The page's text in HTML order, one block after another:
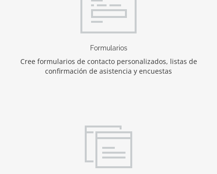
Formularios
Cree formularios de contacto personalizados, listas de
confirmación de asistencia y encuestas